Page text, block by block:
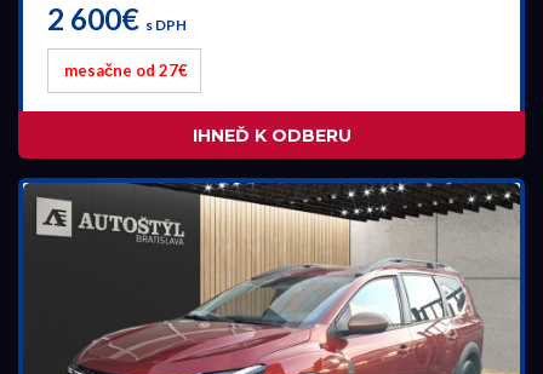
2 600€ s DPH
mesačne od 27€
IHNEĎ K ODBERU